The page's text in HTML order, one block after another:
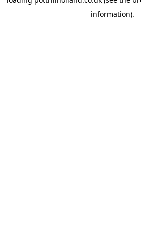
information).